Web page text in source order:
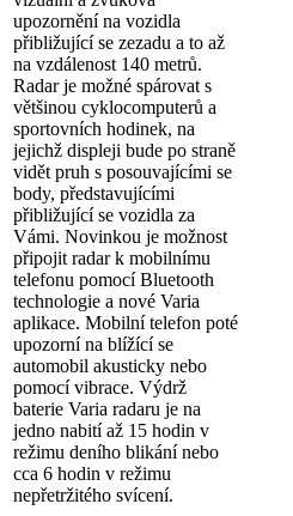
upozornění na vozidla
přibližující se zezadu a to až
na vzdálenost 140 metrů.
Radar je možné spárovat s
většinou cyklocomputerů a
sportovních hodinek, na
jejichž displeji bude po straně
vidět pruh s posouvajícími se
body, představujícími
přibližující se vozidla za
Vámi. Novinkou je možnost
připojit radar k mobilnímu
telefonu pomocí Bluetooth
technologie a nové Varia
aplikace. Mobilní telefon poté
upozorní na blížící se
automobil akusticky nebo
pomocí vibrace. Výdrž
baterie Varia radaru je na
jedno nabití až 15 hodin v
režimu deního blikání nebo
cca 6 hodin v režimu
nepřetržitého svícení.